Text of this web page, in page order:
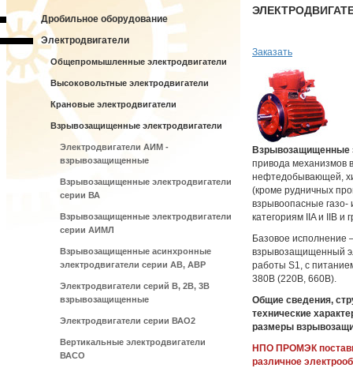
Дробильное оборудование
Электродвигатели
Общепромышленные электродвигатели
Высоковольтные электродвигатели
Крановые электродвигатели
Взрывозащищенные электродвигатели
Электродвигатели АИМ -
взрывозащищенные
Взрывозащищенные электродвигатели
серии ВА
Взрывозащищенные электродвигатели
серии АИМЛ
Взрывозащищенные асинхронные
электродвигатели серии АВ, АВР
Электродвигатели серий В, 2В, 3В
взрывозащищенные
Электродвигатели серии ВАО2
Вертикальные электродвигатели
ВАСО
Заказать
Взрывозащищенные
привода механизмов
нефтедобывающей,
(кроме рудничных
взрывоопасные
категориям IIA и IIB и
Базовое исполнение
взрывозащищенный
работы S1, с
380В (220В, 660В).
Общие сведения,
технические
размеры
НПО ПРОМЭК
различное